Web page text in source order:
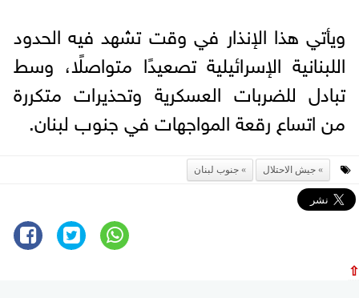
ويأتي هذا الإنذار في وقت تشهد فيه الحدود
اللبنانية الإسرائيلية تصعيدًا متواصلًا، وسط
تبادل للضربات العسكرية وتحذيرات متكررة
من اتساع رقعة المواجهات في جنوب لبنان.
جيش الاحتلال جنوب لبنان
⇧